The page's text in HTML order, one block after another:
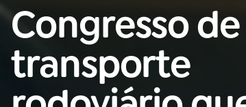
Buscar
na
Rádio
Nacional
AO VIVO
01INÍCIO
Congresso de
transporte